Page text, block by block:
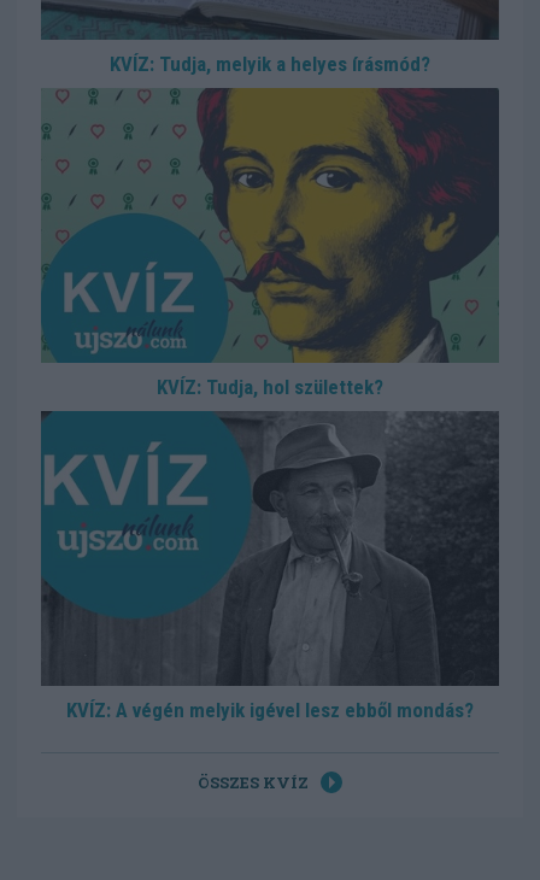
KVÍZ: Tudja, melyik a helyes írásmód?
KVÍZ: Tudja, hol születtek?
KVÍZ: A végén melyik igével lesz ebből mondás?
ÖSSZES KVÍZ